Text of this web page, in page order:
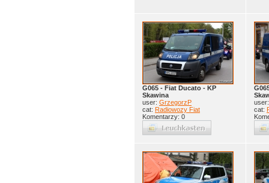
G065 - Fiat Ducato - KP
Skawina
user: GrzegorzP
cat: Radiowozy Fiat
Komentarzy: 0
cat: